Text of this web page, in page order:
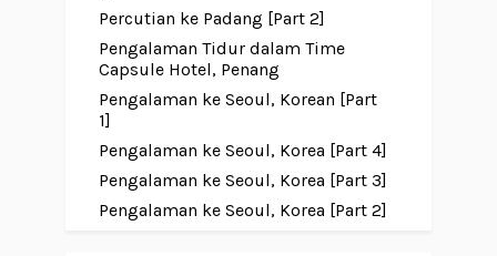
Percutian ke Padang [Part 2]
Pengalaman Tidur dalam Time
Capsule Hotel, Penang
Pengalaman ke Seoul, Korean [Part
1]
Pengalaman ke Seoul, Korea [Part 4]
Pengalaman ke Seoul, Korea [Part 3]
Pengalaman ke Seoul, Korea [Part 2]